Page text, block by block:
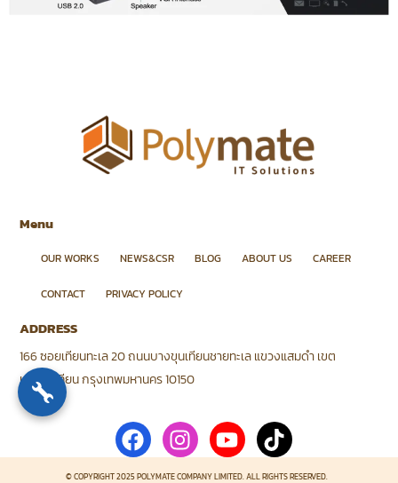
Menu
OUR WORKS NEWS&CSR BLOG ABOUT US CAREER
CONTACT PRIVACY POLICY
ADDRESS
166 ซอยเทียนทะเล 20 ถนนบางขุนเทียนชายทะเล แขวงแสมดำ เขต
บางขุนเทียน กรุงเทพมหานคร 10150
F
a
c
I
n
s
Y
o
u
T
i
k
© COPYRIGHT 2025 POLYMATE COMPANY LIMITED. ALL RIGHTS RESERVED.